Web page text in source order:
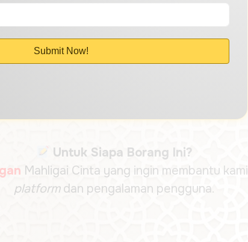
Submit Now!
Untuk Siapa Borang Ini?
Mahligai Cinta yang ingin membantu kami
platformdan pengalaman pengguna.